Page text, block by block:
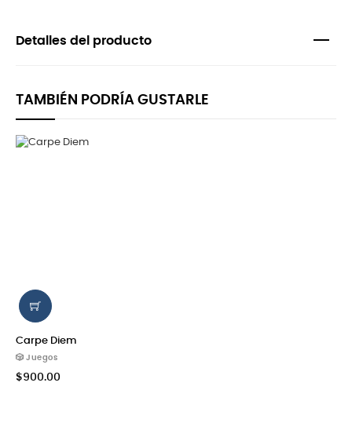
Detalles del producto
TAMBIÉN PODRÍA GUSTARLE
Carpe Diem
🎲 Juegos
$900.00